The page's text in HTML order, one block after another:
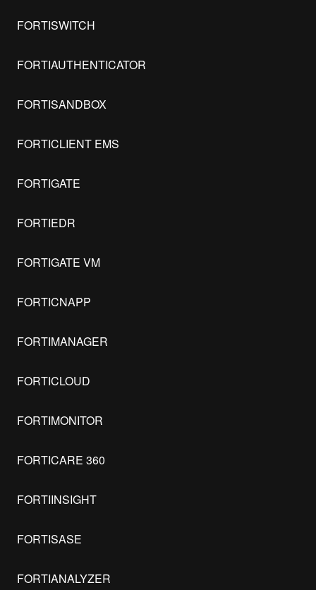
FORTISWITCH
FORTIAUTHENTICATOR
FORTISANDBOX
FORTICLIENT EMS
FORTIGATE
FORTIEDR
FORTIGATE VM
FORTICNAPP
FORTIMANAGER
FORTICLOUD
FORTIMONITOR
FORTICARE 360
FORTIINSIGHT
FORTISASE
FORTIANALYZER